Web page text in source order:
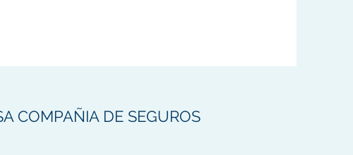
COMPAÑIA DE SEGUROS